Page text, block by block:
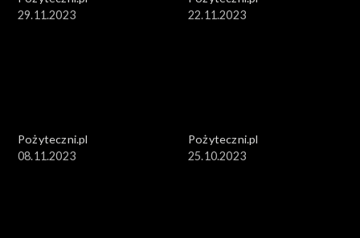
29.11.2023
22.11.2023
Pożyteczni.pl
08.11.2023
Pożyteczni.pl
25.10.2023